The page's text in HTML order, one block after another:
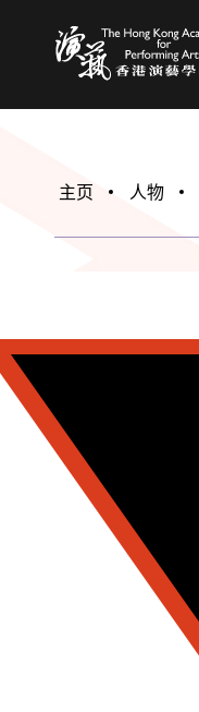
主页 人物